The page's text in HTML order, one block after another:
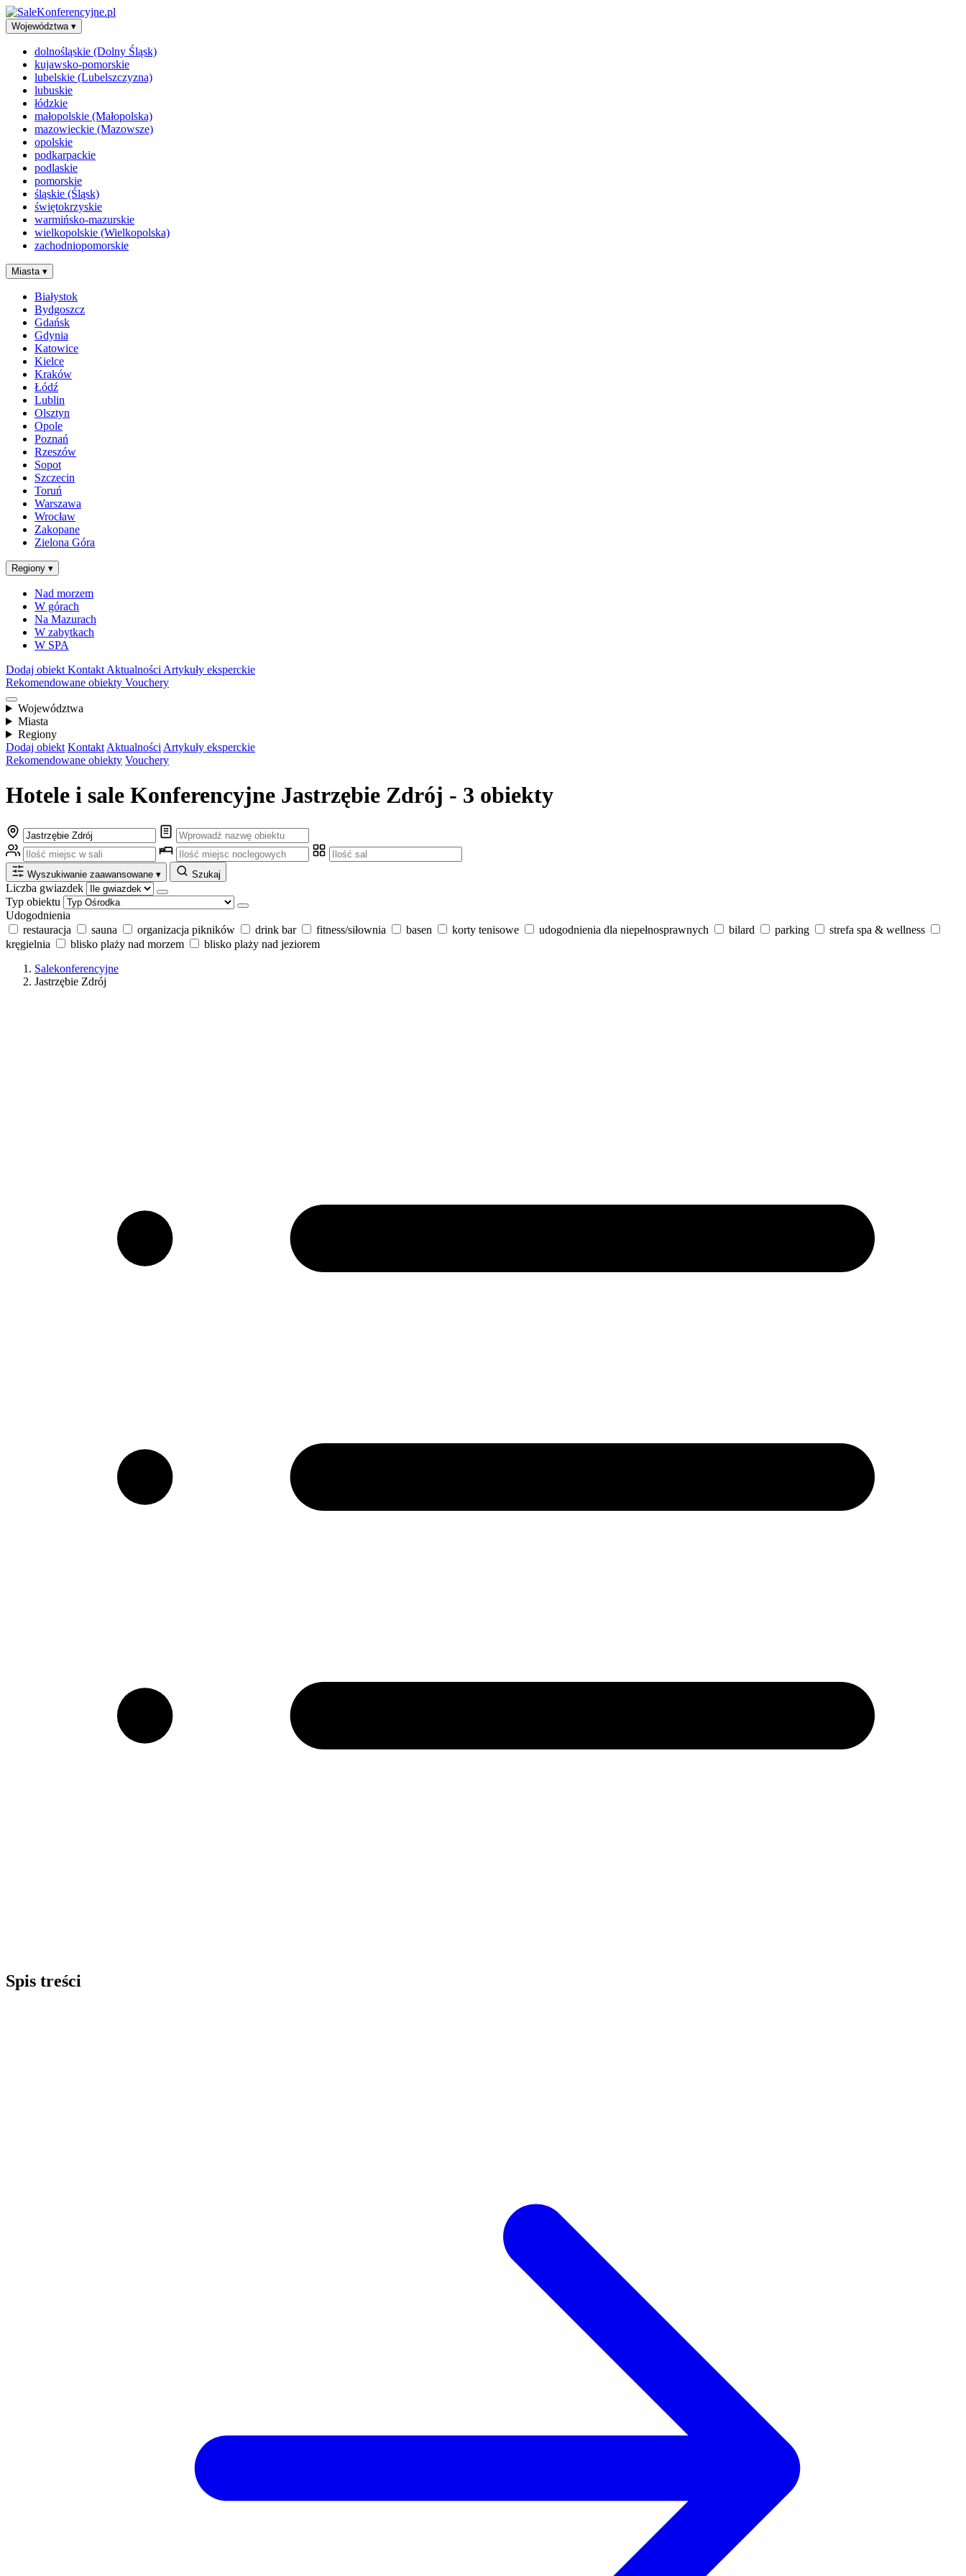
Województwa ▾
dolnośląskie (Dolny Śląsk)
kujawsko-pomorskie
lubelskie (Lubelszczyzna)
lubuskie
łódzkie
małopolskie (Małopolska)
mazowieckie (Mazowsze)
opolskie
podkarpackie
podlaskie
pomorskie
śląskie (Śląsk)
świętokrzyskie
warmińsko-mazurskie
wielkopolskie (Wielkopolska)
zachodniopomorskie
Miasta ▾
Białystok
Bydgoszcz
Gdańsk
Gdynia
Katowice
Kielce
Kraków
Łódź
Lublin
Olsztyn
Opole
Poznań
Rzeszów
Sopot
Szczecin
Toruń
Warszawa
Wrocław
Zakopane
Zielona Góra
Regiony ▾
Nad morzem
W górach
Na Mazurach
W zabytkach
W SPA
Dodaj obiekt Kontakt Aktualności Artykuły eksperckie
Rekomendowane obiekty Vouchery
Województwa
Miasta
Regiony
Dodaj obiekt Kontakt Aktualności Artykuły eksperckie
Rekomendowane obiekty Vouchery
Hotele i sale Konferencyjne Jastrzębie Zdrój - 3 obiekty
Wyszukiwanie zaawansowane ▾ Szukaj
Liczba gwiazdek
Typ obiektu
Udogodnienia
restauracja
sauna organizacja pikników drink bar fitness/siłownia basen korty tenisowe udogodnienia dla niepełnosprawnych bilard parking
strefa spa & wellness
kręgielnia
blisko plaży nad morzem
blisko plaży nad jeziorem
Salekonferencyjne
Jastrzębie Zdrój
Spis treści